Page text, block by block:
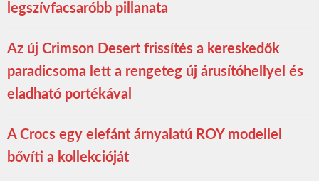
legszívfacsaróbb pillanata
Az új Crimson Desert frissítés a kereskedők
paradicsoma lett a rengeteg új árusítóhellyel és
eladható portékával
A Crocs egy elefánt árnyalatú ROY modellel
bővíti a kollekcióját